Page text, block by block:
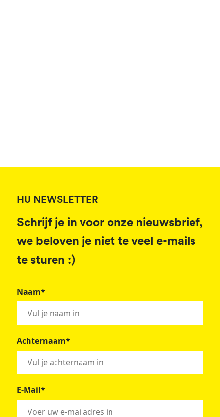
HU NEWSLETTER
Schrijf je in voor onze nieuwsbrief,
we beloven je niet te veel e-mails
te sturen :)
Naam*
Achternaam*
E-Mail*